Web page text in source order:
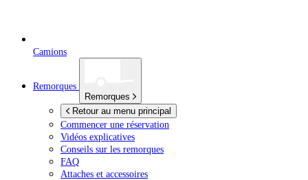
Camions
Remorques
Remorques
Retour au menu principal
Commencer une réservation
Vidéos explicatives
Conseils sur les remorques
FAQ
Attaches et accessoires